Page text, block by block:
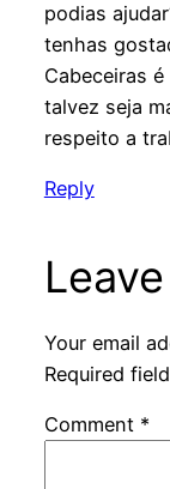
podias
tenhas
Cabeceiras
talvez seja
respeito a
Reply
Your email
Required
Comment *